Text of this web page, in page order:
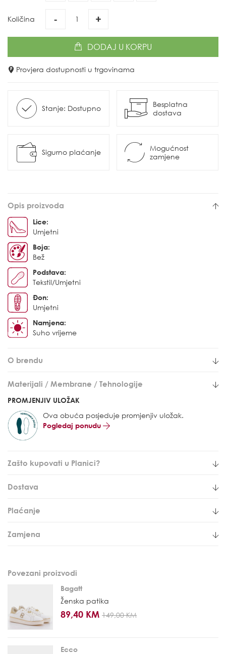
Količina - +
DODAJ U KORPU
Provjera dostupnosti u trgovinama
Stanje: Dostupno
Besplatna
dostava
Sigurno plaćanje
Mogućnost
zamjene
Opis proizvoda
Lice:
Umjetni
Boja:
Bež
Podstava:
Tekstil/Umjetni
Đon:
Umjetni
Namjena:
Suho vrijeme
O brendu
Materijali / Membrane / Tehnologije
PROMJENJIV ULOŽAK
Ova obuća posjeduje promjenjiv uložak.
Pogledaj ponudu
Zašto kupovati u Planici?
Dostava
Plaćanje
Zamjena
Povezani proizvodi
Bagatt
Ženska patika
89,40 KM 149,00 KM
Ecco